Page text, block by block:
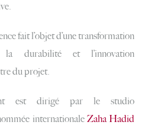
fait l’objet d’une transformation
la durabilité et l’innovation
du projet.
est dirigé par le studio
internationale Zaha Hadid